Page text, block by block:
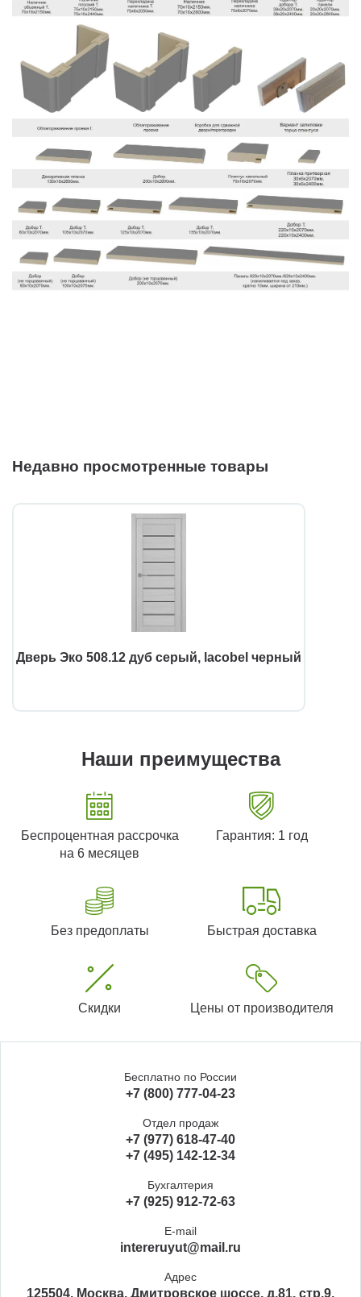
Недавно просмотренные товары
Дверь Эко 508.12 дуб серый, lacobel черный
Наши преимущества
Беспроцентная рассрочка
на 6 месяцев
Гарантия: 1 год
Без предоплаты Быстрая доставка
Скидки Цены от производителя
Бесплатно по России
+7 (800) 777-04-23
Отдел продаж
+7 (977) 618-47-40
+7 (495) 142-12-34
Бухгалтерия
+7 (925) 912-72-63
E-mail
intereruyut@mail.ru
Адрес
125504, Москва, Дмитровское шоссе, д.81, стр.9,